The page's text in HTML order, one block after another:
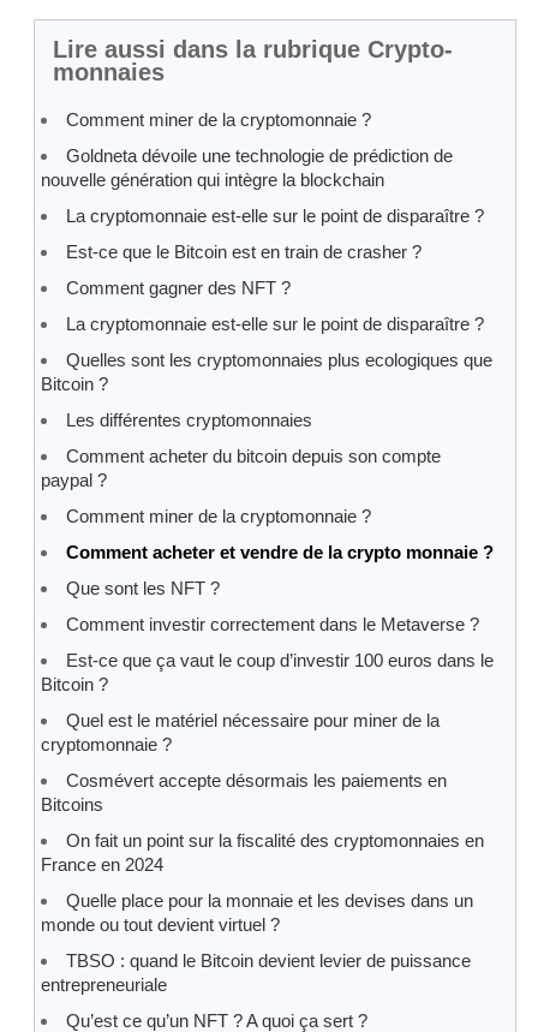
Lire aussi dans la rubrique Crypto-
monnaies
Comment miner de la cryptomonnaie ?
Goldneta dévoile une technologie de prédiction de
nouvelle génération qui intègre la blockchain
La cryptomonnaie est-elle sur le point de disparaître ?
Est-ce que le Bitcoin est en train de crasher ?
Comment gagner des NFT ?
La cryptomonnaie est-elle sur le point de disparaître ?
Quelles sont les cryptomonnaies plus ecologiques que
Bitcoin ?
Les différentes cryptomonnaies
Comment acheter du bitcoin depuis son compte
paypal ?
Comment miner de la cryptomonnaie ?
Comment acheter et vendre de la crypto monnaie ?
Que sont les NFT ?
Comment investir correctement dans le Metaverse ?
Est-ce que ça vaut le coup d’investir 100 euros dans le
Bitcoin ?
Quel est le matériel nécessaire pour miner de la
cryptomonnaie ?
Cosmévert accepte désormais les paiements en
Bitcoins
On fait un point sur la fiscalité des cryptomonnaies en
France en 2024
Quelle place pour la monnaie et les devises dans un
monde ou tout devient virtuel ?
TBSO : quand le Bitcoin devient levier de puissance
entrepreneuriale
Qu’est ce qu’un NFT ? A quoi ça sert ?